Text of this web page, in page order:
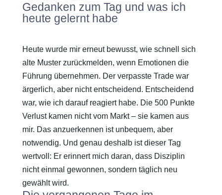
Gedanken zum Tag und was ich
heute gelernt habe
Heute wurde mir erneut bewusst, wie schnell sich
alte Muster zurückmelden, wenn Emotionen die
Führung übernehmen. Der verpasste Trade war
ärgerlich, aber nicht entscheidend. Entscheidend
war, wie ich darauf reagiert habe. Die 500 Punkte
Verlust kamen nicht vom Markt – sie kamen aus
mir. Das anzuerkennen ist unbequem, aber
notwendig. Und genau deshalb ist dieser Tag
wertvoll: Er erinnert mich daran, dass Disziplin
nicht einmal gewonnen, sondern täglich neu
gewählt wird.